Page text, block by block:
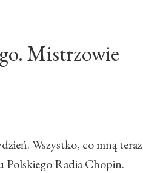
Mistrzowie
Wszystko, co mną teraz
Polskiego Radia Chopin.